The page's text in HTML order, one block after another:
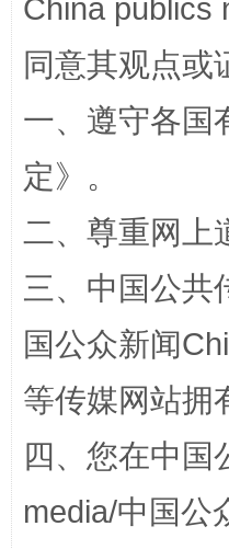
阿坝州三大球赛在
China publics
同意其观点或
一、遵守各国
定》。
二、尊重网上
三、中国公共
国公众新闻
等传媒网站拥
四、您在中国
media/中国公